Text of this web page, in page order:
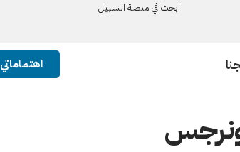
ابحث في منصة السـبيل
اهتماماتي